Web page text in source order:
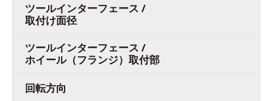
ツールインターフェース /
取付け面径
ツールインターフェース /
ホイール（フランジ）取付部
回転方向